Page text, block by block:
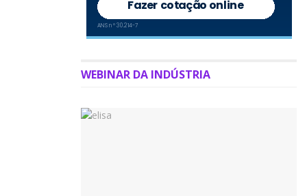
Salário mínimo sobe para R$ 1.621: o
em conhecê-lo.
WEBINAR DA INDÚSTRIA